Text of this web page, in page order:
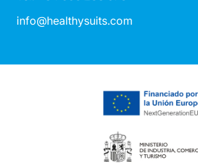
info@healthysuits.com